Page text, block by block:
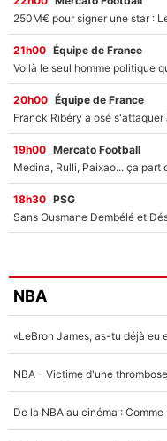
21h00 Équipe de France
20h00 Équipe de France
19h00 Mercato Football
18h30 PSG
NBA